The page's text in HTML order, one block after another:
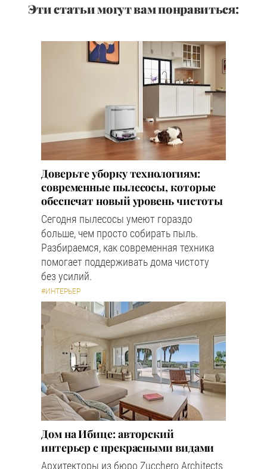
Эти статьи могут вам понравиться:
Доверьте уборку технологиям:
современные пылесосы, которые
обеспечат новый уровень чистоты
Сегодня пылесосы умеют гораздо
больше, чем просто собирать пыль.
Разбираемся, как современная техника
помогает поддерживать дома чистоту
без усилий.
#ИНТЕРЬЕР
Дом на Ибице: авторский
интерьер с прекрасными видами
Архитекторы из бюро Zucchero Architects